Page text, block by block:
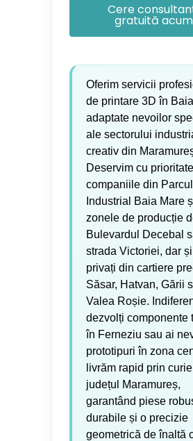
Cere
gratuită
Oferim servicii
de printare 3D în
adaptate nevoilor
ale sectorului
creativ din
Deservim cu prioritate
companiile din Parcul
Industrial Baia Mare
zonele de producție
Bulevardul Decebal
strada Victoriei, dar
privați din cartiere
Săsar, Hatvan, Gării
Valea Roșie.
dezvolți componente
în Ferneziu sau ai
prototipuri în zona
livrăm rapid prin
județul Maramureș,
garantând piese
durabile și o precizie
geometrică de înaltă